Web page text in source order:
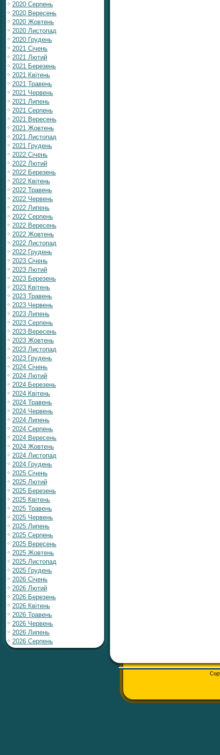
2020 Серпень
2020 Вересень
2020 Жовтень
2020 Листопад
2020 Грудень
2021 Січень
2021 Лютий
2021 Березень
2021 Квітень
2021 Травень
2021 Червень
2021 Липень
2021 Серпень
2021 Вересень
2021 Жовтень
2021 Листопад
2021 Грудень
2022 Січень
2022 Лютий
2022 Березень
2022 Квітень
2022 Травень
2022 Червень
2022 Липень
2022 Серпень
2022 Вересень
2022 Жовтень
2022 Листопад
2022 Грудень
2023 Січень
2023 Лютий
2023 Березень
2023 Квітень
2023 Травень
2023 Червень
2023 Липень
2023 Серпень
2023 Вересень
2023 Жовтень
2023 Листопад
2023 Грудень
2024 Січень
2024 Лютий
2024 Березень
2024 Квітень
2024 Травень
2024 Червень
2024 Липень
2024 Серпень
2024 Вересень
2024 Жовтень
2024 Листопад
2024 Грудень
2025 Січень
2025 Лютий
2025 Березень
2025 Квітень
2025 Травень
2025 Червень
2025 Липень
2025 Серпень
2025 Вересень
2025 Жовтень
2025 Листопад
2025 Грудень
2026 Січень
2026 Лютий
2026 Березень
2026 Квітень
2026 Травень
2026 Червень
2026 Липень
2026 Серпень